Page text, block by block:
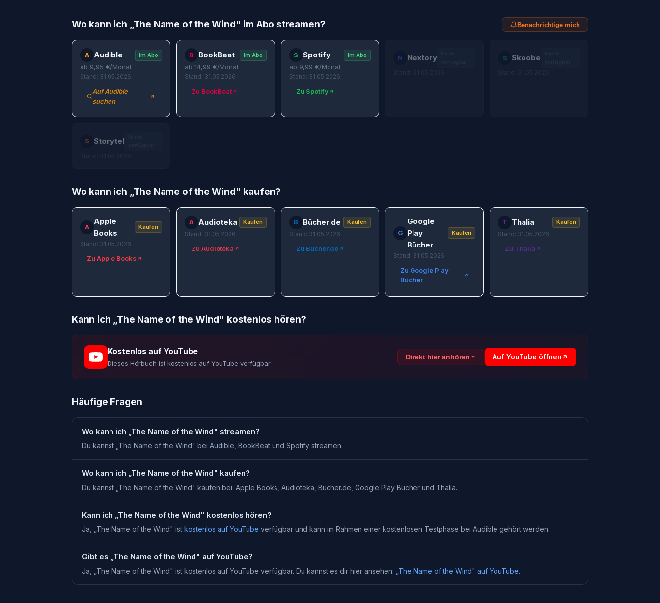
Wo kann ich „The Name of the Wind" im Abo streamen? Benachrichtige mich
A Audible Im Abo
ab 9,95 €/Monat
Stand: 31.05.2026
Auf Audible
suchen
B BookBeat Im Abo
ab 14,99 €/Monat
Stand: 31.05.2026
Zu BookBeat
S Spotify Im Abo
ab 9,99 €/Monat
Stand: 31.05.2026
Zu Spotify
N Nextory S Skoobe
S Storytel
Wo kann ich „The Name of the Wind" kaufen?
A
Apple
Books
Kaufen
Stand: 31.05.2026
Zu Apple Books
A Audioteka Kaufen
Stand: 31.05.2026
Zu Audioteka
B Bücher.de Kaufen
Stand: 31.05.2026
Zu Bücher.de
G
Google
Play
Bücher
Kaufen
Stand: 31.05.2026
Zu Google Play
Bücher
T Thalia Kaufen
Stand: 31.05.2026
Zu Thalia
Kann ich „The Name of the Wind" kostenlos hören?
Kostenlos auf YouTube
Dieses Hörbuch ist kostenlos auf YouTube verfügbar
Direkt hier anhören Auf YouTube öffnen
Häufige Fragen
Wo kann ich „The Name of the Wind" streamen?
Du kannst „The Name of the Wind" bei Audible, BookBeat und Spotify streamen.
Wo kann ich „The Name of the Wind" kaufen?
Du kannst „The Name of the Wind" kaufen bei: Apple Books, Audioteka, Bücher.de, Google Play Bücher und Thalia.
Kann ich „The Name of the Wind" kostenlos hören?
Ja, „ The Name of the Wind" ist kostenlos auf YouTube verfügbar und kann im Rahmen einer kostenlosen Testphase bei Audible gehört werden.
Gibt es „The Name of the Wind" auf YouTube?
Ja, „ The Name of the Wind" ist kostenlos auf YouTube verfügbar. Du kannst es dir hier ansehen: The Name of the Wind" auf YouTube.